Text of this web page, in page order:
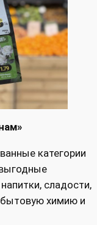
категории
сладости,
химию и